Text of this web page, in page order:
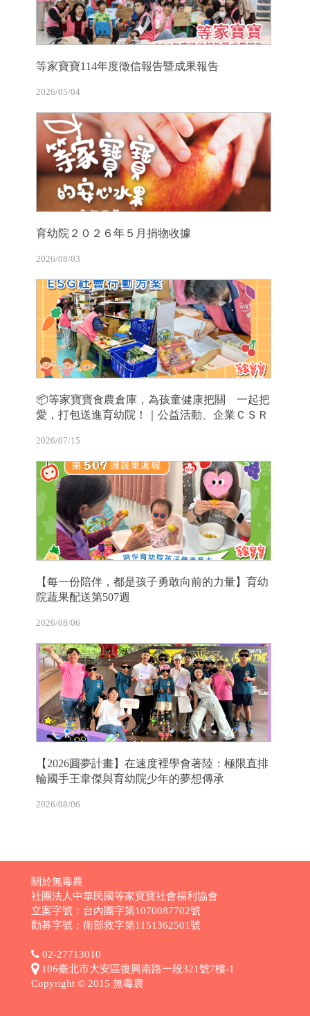
等家寶寶114年度徵信報告暨成果報告
2026/05/04
育幼院２０２６年５月捐物收據
2026/08/03
📦等家寶寶食農倉庫，為孩童健康把關 一起把
愛，打包送進育幼院！｜公益活動、企業ＣＳＲ
2026/07/15
【每一份陪伴，都是孩子勇敢向前的力量】育幼
院蔬果配送第507週
2026/08/06
【2026圓夢計畫】在速度裡學會著陸：極限直排
輪國手王韋傑與育幼院少年的夢想傳承
2026/08/06
關於無毒農
社團法人中華民國等家寶寶社會福利協會
立案字號：台內團字第1070087702號
勸募字號：衛部救字第1151362501號
02-27713010
106臺北市大安區復興南路一段321號7樓-1
Copyright © 2015 無毒農